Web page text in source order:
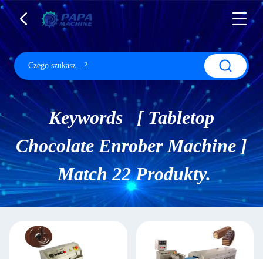
Keywords [ Tabletop
Chocolate Enrober Machine ]
Match 22 Produkty.